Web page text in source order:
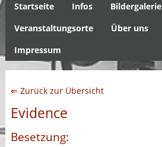
Startseite Infos Bildergalerie
Veranstaltungsorte
Über uns
Impressum
⇐ Zurück zur Übersicht
Evidence
Besetzung: